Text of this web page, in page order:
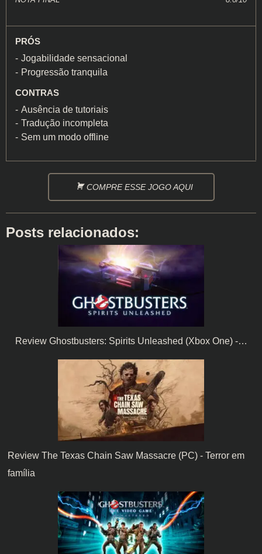
PRÓS
Jogabilidade sensacional
Progressão tranquila
CONTRAS
Ausência de tutoriais
Tradução incompleta
Sem um modo offline
COMPRE ESSE JOGO AQUI
Posts relacionados:
Review Ghostbusters: Spirits Unleashed (Xbox One) -…
Review The Texas Chain Saw Massacre (PC) - Terror em
família